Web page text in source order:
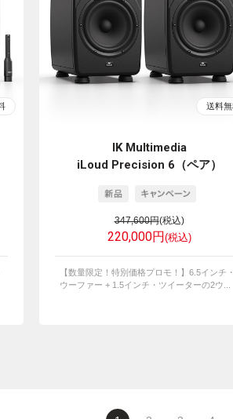
IK Multimedia
iLoud Precision 6（ペア）
347,600円(税込)
220,000円(税込)
【数量限定！特別価格プロモ！】6.5インチ・
ウーファー + 1.5インチ・ツイーターの2ウ...